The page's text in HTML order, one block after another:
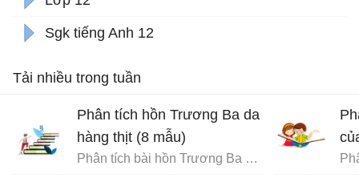
Sgk tiếng Anh 12
Tải nhiều trong tuần
Phân tích hồn Trương Ba da
hàng thịt (8 mẫu)
Phân tích bài hồn Trương Ba da hàng thịt - Văn mẫu 12